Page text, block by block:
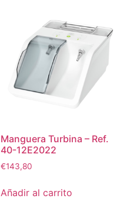
Manguera Turbina – Ref.
40-12E2022
€143,80
Añadir al carrito